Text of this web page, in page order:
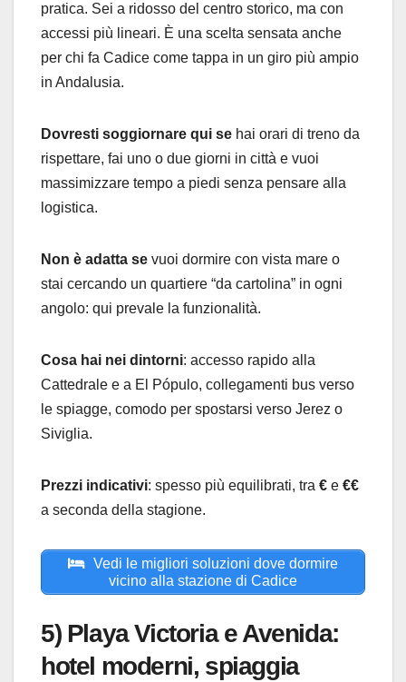
pratica. Sei a ridosso del centro storico, ma con
accessi più lineari. È una scelta sensata anche
per chi fa Cadice come tappa in un giro più ampio
in Andalusia.
Dovresti soggiornare qui se hai orari di treno da
rispettare, fai uno o due giorni in città e vuoi
massimizzare tempo a piedi senza pensare alla
logistica.
Non è adatta se vuoi dormire con vista mare o
stai cercando un quartiere “da cartolina” in ogni
angolo: qui prevale la funzionalità.
Cosa hai nei dintorni: accesso rapido alla
Cattedrale e a El Pópulo, collegamenti bus verso
le spiagge, comodo per spostarsi verso Jerez o
Siviglia.
Prezzi indicativi: spesso più equilibrati, tra € e €€
a seconda della stagione.
Vedi le migliori soluzioni dove dormire
vicino alla stazione di Cadice
5) Playa Victoria e Avenida:
hotel moderni, spiaggia